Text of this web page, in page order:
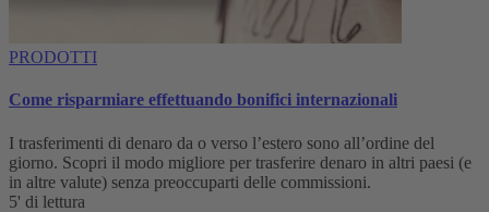
PRODOTTI
Come risparmiare effettuando bonifici internazionali
I trasferimenti di denaro da o verso l’estero sono all’ordine del
giorno. Scopri il modo migliore per trasferire denaro in altri paesi (e
in altre valute) senza preoccuparti delle commissioni.
5' di lettura